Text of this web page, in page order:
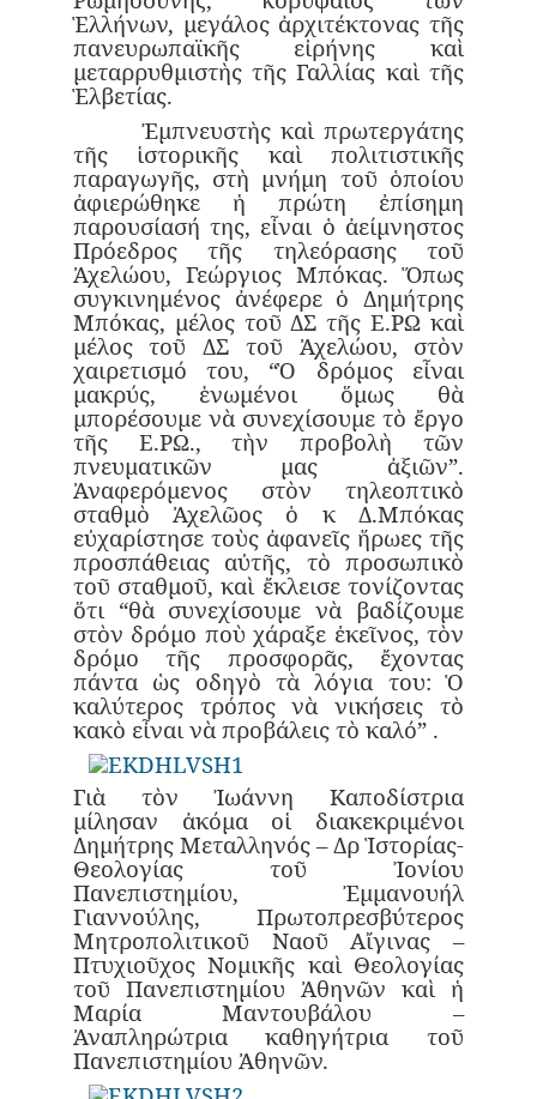
Ἑλλήνων, μεγάλος ἀρχιτέκτονας τῆς
πανευρωπαϊκῆς εἰρήνης καὶ
μεταρρυθμιστὴς τῆς Γαλλίας καὶ τῆς
Ἑλβετίας.
Ἐμπνευστὴς καὶ πρωτεργάτης
τῆς ἱστορικῆς καὶ πολιτιστικῆς
παραγωγῆς, στὴ μνήμη τοῦ ὁποίου
ἀφιερώθηκε ἡ πρώτη ἐπίσημη
παρουσίασή της, εἶναι ὁ ἀείμνηστος
Πρόεδρος τῆς τηλεόρασης τοῦ
Ἀχελώου, Γεώργιος Μπόκας. Ὅπως
συγκινημένος ἀνέφερε ὁ Δημήτρης
Μπόκας, μέλος τοῦ ΔΣ τῆς Ε.ΡΩ καὶ
μέλος τοῦ ΔΣ τοῦ Ἀχελώου, στὸν
χαιρετισμό του, “Ὁ δρόμος εἶναι
μακρύς, ἑνωμένοι ὅμως θὰ
μπορέσουμε νὰ συνεχίσουμε τὸ ἔργο
τῆς Ε.ΡΩ., τὴν προβολὴ τῶν
πνευματικῶν μας ἀξιῶν”.
Ἀναφερόμενος στὸν τηλεοπτικὸ
σταθμὸ Ἀχελῶος ὁ κ Δ.Μπόκας
εὐχαρίστησε τοὺς ἀφανεῖς ἥρωες τῆς
προσπάθειας αὐτῆς, τὸ προσωπικὸ
τοῦ σταθμοῦ, καὶ ἔκλεισε τονίζοντας
ὅτι “θὰ συνεχίσουμε νὰ βαδίζουμε
στὸν δρόμο ποὺ χάραξε ἐκεῖνος, τὸν
δρόμο τῆς προσφορᾶς, ἔχοντας
πάντα ὡς οδηγὸ τὰ λόγια του: Ὁ
καλύτερος τρόπος νὰ νικήσεις τὸ
κακὸ εἶναι νὰ προβάλεις τὸ καλό” .
Γιὰ τὸν Ἰωάννη Καποδίστρια
μίλησαν ἀκόμα οἱ διακεκριμένοι
Δημήτρης Μεταλληνός – Δρ Ἱστορίας-
Θεολογίας τοῦ Ἰονίου
Πανεπιστημίου, Ἐμμανουήλ
Γιαννούλης, Πρωτοπρεσβύτερος
Μητροπολιτικοῦ Ναοῦ Αἴγινας –
Πτυχιοῦχος Νομικῆς καὶ Θεολογίας
τοῦ Πανεπιστημίου Ἀθηνῶν καὶ ἡ
Μαρία Μαντουβάλου –
Ἀναπληρώτρια καθηγήτρια τοῦ
Πανεπιστημίου Ἀθηνῶν.